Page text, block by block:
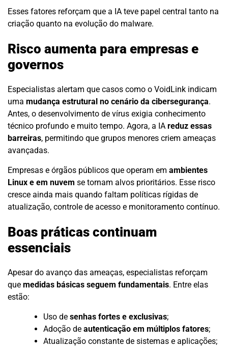
Esses fatores reforçam que a IA teve papel central tanto na
criação quanto na evolução do malware.
Risco aumenta para empresas e
governos
Especialistas alertam que casos como o VoidLink indicam
uma mudança estrutural no cenário da cibersegurança.
Antes, o desenvolvimento de vírus exigia conhecimento
técnico profundo e muito tempo. Agora, a IA reduz essas
barreiras, permitindo que grupos menores criem ameaças
avançadas.
Empresas e órgãos públicos que operam em ambientes
Linux e em nuvem se tornam alvos prioritários. Esse risco
cresce ainda mais quando faltam políticas rígidas de
atualização, controle de acesso e monitoramento contínuo.
Boas práticas continuam
essenciais
Apesar do avanço das ameaças, especialistas reforçam
que medidas básicas seguem fundamentais. Entre elas
estão:
Uso de senhas fortes e exclusivas;
Adoção de autenticação em múltiplos fatores;
Atualização constante de sistemas e aplicações;